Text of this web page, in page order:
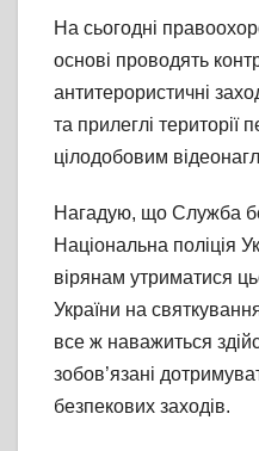
На сьогодні
основі проводять
антитерористичні
та прилеглі території
цілодобовим
Нагадую, що Служба
Національна поліція
вірянам утриматися
України на
все ж наважиться
зобов’язані
безпекових заходів.